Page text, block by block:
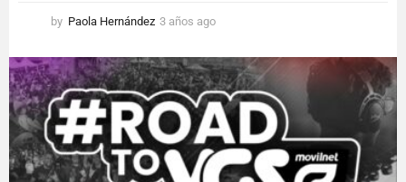
by Paola Hernández 3 años ago
ñ
o
s
a
g